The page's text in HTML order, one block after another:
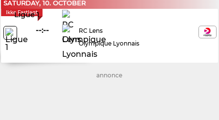
SATURDAY, 10. OCTOBER
Ikke Fastlagt
Ligue 1
--:--
RC Lens
Olympique Lyonnais
annonce